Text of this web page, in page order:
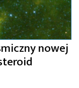
nowej